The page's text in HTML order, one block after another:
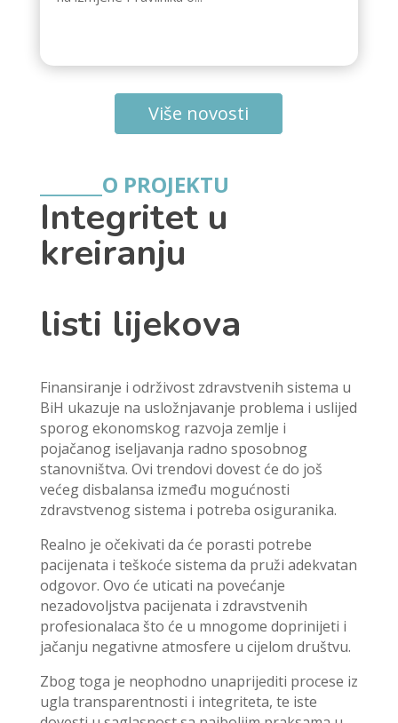
Više novosti
_______O PROJEKTU
Integritet u
kreiranju
listi lijekova
Finansiranje i održivost zdravstvenih sistema u
BiH ukazuje na usložnjavanje problema i uslijed
sporog ekonomskog razvoja zemlje i
pojačanog iseljavanja radno sposobnog
stanovništva. Ovi trendovi dovest će do još
većeg disbalansa između mogućnosti
zdravstvenog sistema i potreba osiguranika.
Realno je očekivati da će porasti potrebe
pacijenata i teškoće sistema da pruži adekvatan
odgovor. Ovo će uticati na povećanje
nezadovoljstva pacijenata i zdravstvenih
profesionalaca što će u mnogome doprinijeti i
jačanju negativne atmosfere u cijelom društvu.
Zbog toga je neophodno unaprijediti procese iz
ugla transparentnosti i integriteta, te iste